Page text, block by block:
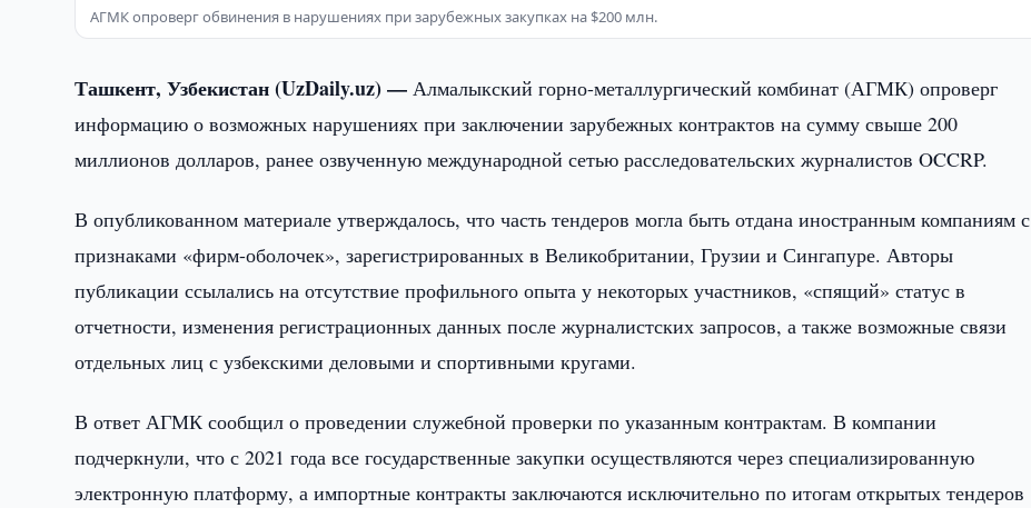
АГМК опроверг обвинения в нарушениях при зарубежных закупках на $200 млн.
Ташкент, Узбекистан (UzDaily.uz) —Алмалыкский горно-металлургический комбинат (АГМК) опроверг
информацию о возможных нарушениях при заключении зарубежных контрактов на сумму свыше 200
миллионов долларов, ранее озвученную международной сетью расследовательских журналистов OCCRP.
В опубликованном материале утверждалось, что часть тендеров могла быть отдана иностранным компаниям с
признаками «фирм-оболочек», зарегистрированных в Великобритании, Грузии и Сингапуре. Авторы
публикации ссылались на отсутствие профильного опыта у некоторых участников, «спящий» статус в
отчетности, изменения регистрационных данных после журналистских запросов, а также возможные связи
отдельных лиц с узбекскими деловыми и спортивными кругами.
В ответ АГМК сообщил о проведении служебной проверки по указанным контрактам. В компании
подчеркнули, что с 2021 года все государственные закупки осуществляются через специализированную
электронную платформу, а импортные контракты заключаются исключительно по итогам открытых тендеров